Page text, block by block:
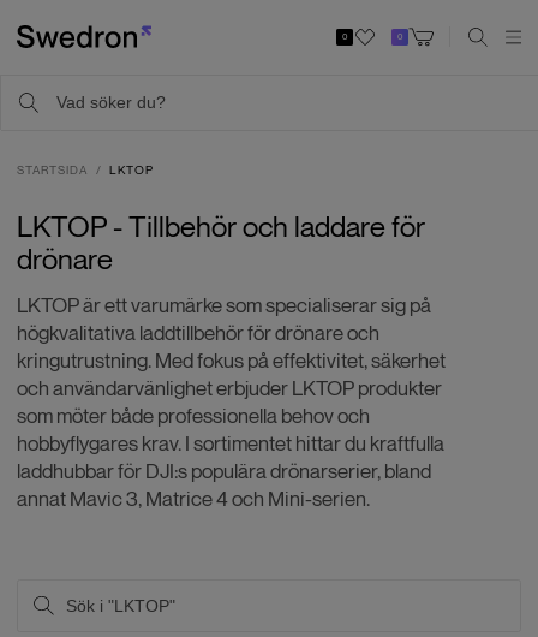
0 0
STARTSIDA LKTOP
LKTOP - Tillbehör och laddare för
drönare
LKTOP är ett varumärke som specialiserar sig på
högkvalitativa laddtillbehör för drönare och
kringutrustning. Med fokus på effektivitet, säkerhet
och användarvänlighet erbjuder LKTOP produkter
som möter både professionella behov och
hobbyflygares krav. I sortimentet hittar du kraftfulla
laddhubbar för DJI:s populära drönarserier, bland
annat Mavic 3, Matrice 4 och Mini-serien.